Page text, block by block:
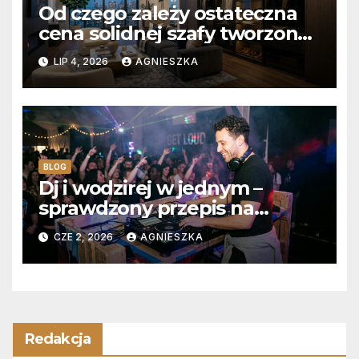
Od czego zależy ostateczna
cena solidnej szafy tworzonej
na wymiar?
LIP 4, 2026 AGNIESZKA
BLOG
Dj i wodzirej w jednym –
sprawdzony przepis na
niezapomniane wesele z
pełnym parkietem
CZE 2, 2026 AGNIESZKA
Redakcja